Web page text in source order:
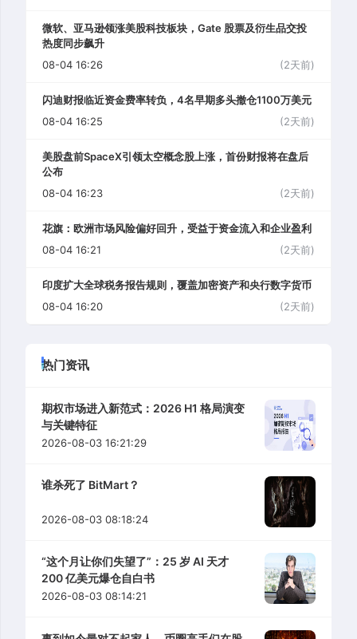
微软、亚马逊领涨美股科技板块，Gate 股票及衍生品交投
热度同步飙升
08-04 16:26
(2天前)
闪迪财报临近资金费率转负，4名早期多头撤仓1100万美元
08-04 16:25
(2天前)
美股盘前SpaceX引领太空概念股上涨，首份财报将在盘后
公布
08-04 16:23
(2天前)
花旗：欧洲市场风险偏好回升，受益于资金流入和企业盈利
08-04 16:21
(2天前)
印度扩大全球税务报告规则，覆盖加密资产和央行数字货币
08-04 16:20
(2天前)
热门资讯
期权市场进入新范式：2026 H1 格局演变
与关键特征
2026-08-03 16:21:29
谁杀死了 BitMart？
2026-08-03 08:18:24
“这个月让你们失望了”：25 岁 AI 天才
200 亿美元爆仓自白书
2026-08-03 08:14:21